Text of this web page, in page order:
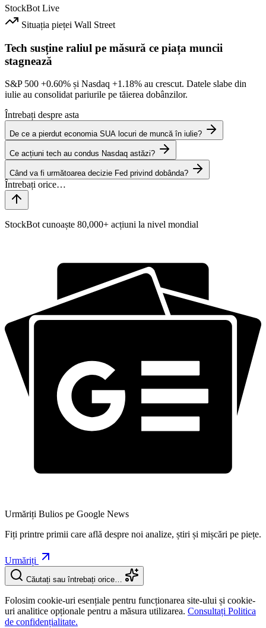
StockBot Live
Situația pieței Wall Street
Tech susține raliul pe măsură ce piața muncii
stagnează
S&P 500 +0.60% și Nasdaq +1.18% au crescut. Datele slabe din
iulie au consolidat pariurile pe tăierea dobânzilor.
Întrebați despre asta
De ce a pierdut economia SUA locuri de muncă în iulie?
Ce acțiuni tech au condus Nasdaq astăzi?
Când va fi următoarea decizie Fed privind dobânda?
StockBot cunoaște 80,000+ acțiuni la nivel mondial
Urmăriți Bulios pe Google News
Fiți printre primii care află despre noi analize, știri și mișcări pe piețe.
Urmăriți
Căutați sau întrebați orice…
Folosim cookie-uri esențiale pentru funcționarea site-ului și cookie-
uri analitice opționale pentru a măsura utilizarea. Consultați Politica
de confidențialitate.